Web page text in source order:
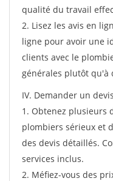
qualité du travail
2. Lisez les avis en
ligne pour avoir une
clients avec le
générales plutôt qu'à
IV. Demander un
1. Obtenez plusieurs
plombiers sérieux et
des devis détaillés.
services inclus.
2. Méfiez-vous des